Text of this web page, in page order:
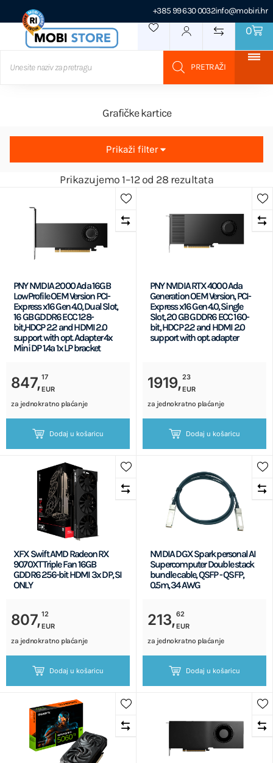
+385 99 630 0032info@mobiri.hr
0
Grafičke kartice
Prikaži filter
Prikazujemo 1–12 od 28 rezultata
PNY NVIDIA 2000 Ada 16GB
LowProfile OEM Version PCI-
Express x16 Gen 4.0, Dual Slot,
16 GB GDDR6 ECC 128-
bit,HDCP 2.2 and HDMI 2.0
support with opt. Adapter 4x
Mini DP 1.4a 1x LP bracket
847,17
EUR
za jednokratno plaćanje
Dodaj u košaricu
PNY NVIDIA RTX 4000 Ada
Generation OEM Version, PCI-
Express x16 Gen 4.0, Single
Slot, 20 GB GDDR6 ECC 160-
bit, HDCP 2.2 and HDMI 2.0
support with opt. adapter
1919,23
EUR
za jednokratno plaćanje
Dodaj u košaricu
XFX Swift AMD Radeon RX
9070XT Triple Fan 16GB
GDDR6 256-bit HDMI 3x DP, SI
ONLY
807,12
EUR
za jednokratno plaćanje
Dodaj u košaricu
NVIDIA DGX Spark personal AI
Supercomputer Double stack
bundle cable, QSFP - QSFP,
0.5m, 34 AWG
213,62
EUR
za jednokratno plaćanje
Dodaj u košaricu